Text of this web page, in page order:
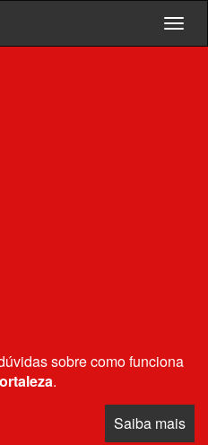
sobre como funciona
.
Saiba mais